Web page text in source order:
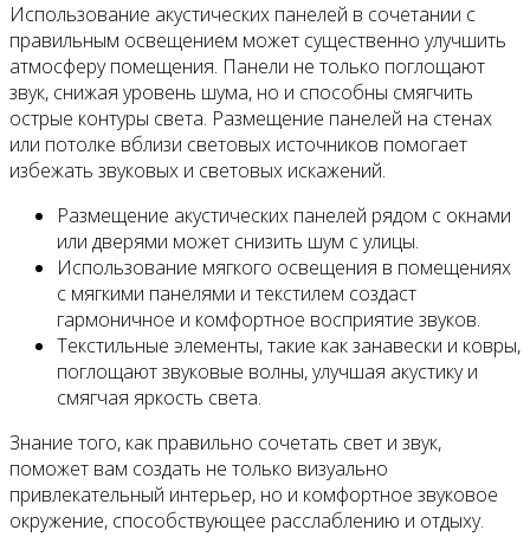
Использование акустических панелей в сочетании с
правильным освещением может существенно улучшить
атмосферу помещения. Панели не только поглощают
звук, снижая уровень шума, но и способны смягчить
острые контуры света. Размещение панелей на стенах
или потолке вблизи световых источников помогает
избежать звуковых и световых искажений.
Размещение акустических панелей рядом с окнами
или дверями может снизить шум с улицы.
Использование мягкого освещения в помещениях
с мягкими панелями и текстилем создаст
гармоничное и комфортное восприятие звуков.
Текстильные элементы, такие как занавески и ковры,
поглощают звуковые волны, улучшая акустику и
смягчая яркость света.
Знание того, как правильно сочетать свет и звук,
поможет вам создать не только визуально
привлекательный интерьер, но и комфортное звуковое
окружение, способствующее расслаблению и отдыху.